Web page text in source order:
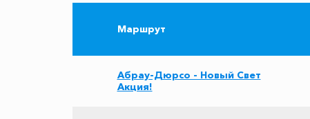
Маршрут
Абрау-Дюрсо - Новый Свет
Акция!